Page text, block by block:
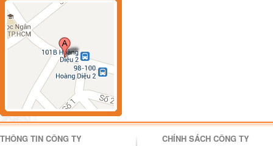
THÔNG TIN CÔNG TY CHÍNH SÁCH CÔNG TY